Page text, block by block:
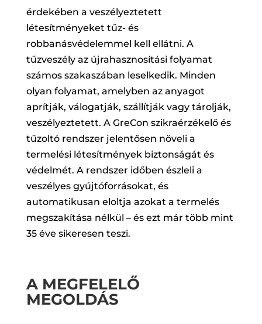
érdekében a veszélyeztetett
létesítményeket tűz- és
robbanásvédelemmel kell ellátni. A
tűzveszély az újrahasznosítási folyamat
számos szakaszában leselkedik. Minden
olyan folyamat, amelyben az anyagot
aprítják, válogatják, szállítják vagy tárolják,
veszélyeztetett. A GreCon szikraérzékelő és
tűzoltó rendszer jelentősen növeli a
termelési létesítmények biztonságát és
védelmét. A rendszer időben észleli a
veszélyes gyújtóforrásokat, és
automatikusan eloltja azokat a termelés
megszakítása nélkül – és ezt már több mint
35 éve sikeresen teszi.
A MEGFELELŐ
MEGOLDÁS